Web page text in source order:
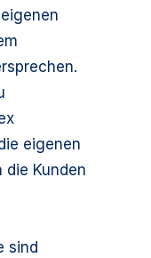
eigenen
Kunden
sind